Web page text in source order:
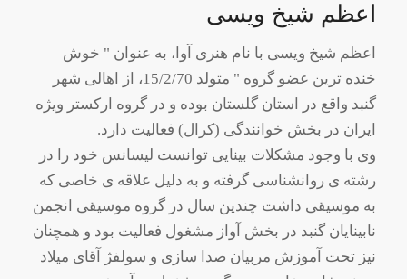
اعظم شیخ ویسی
اعظم شیخ ویسی با نام هنری آوا، به عنوان " خوش
خنده ترین عضو گروه " متولد 15/2/70، از اهالی شهر
گنبد واقع در استان گلستان بوده و در گروه ارکستر ویژه
ایران در بخش خوانندگی (کرال) فعالیت دارد.
وی با وجود مشکلات بینایی توانست لیسانس خود را در
رشته ی روانشناسی گرفته و به دلیل علاقه ی خاصی که
به موسیقی داشت چندین سال در گروه موسیقی انجمن
نابینایان گنبد در بخش آواز مشغول فعالیت بود و همچنان
نیز تحت آموزش مربیان صدا سازی و سولفژ آقای میلاد